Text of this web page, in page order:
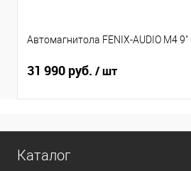
Автомагнитола FENIX-AUDIO M4 9"
31 990 руб. / шт
Каталог